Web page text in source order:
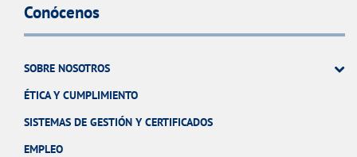
Conócenos
SOBRE NOSOTROS
ÉTICA Y CUMPLIMIENTO
SISTEMAS DE GESTIÓN Y CERTIFICADOS
EMPLEO